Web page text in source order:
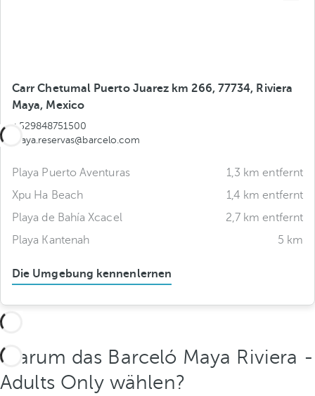
Carr Chetumal Puerto Juarez km 266, 77734, Riviera
Maya, Mexico
+529848751500
maya.reservas@barcelo.com
Playa Puerto Aventuras
1,3 km entfernt
Xpu Ha Beach
1,4 km entfernt
Playa de Bahía Xcacel
2,7 km entfernt
Playa Kantenah
5 km
Die Umgebung kennenlernen
Warum das Barceló Maya Riviera -
Adults Only wählen?